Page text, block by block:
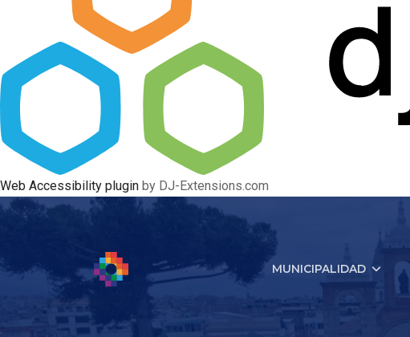
Web Accessibility plugin by DJ-Extensions.com
MUNICIPALIDAD